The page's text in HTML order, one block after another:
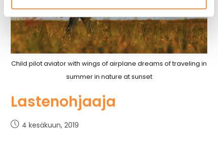
Child pilot aviator with wings of airplane dreams of traveling in
summer in nature at sunset
Lastenohjaaja
4 kesäkuun, 2019